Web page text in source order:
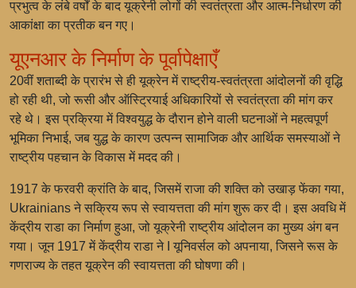
प्रभुत्व के लंबे वर्षों के बाद यूक्रेनी लोगों की स्वतंत्रता और आत्म-निर्धारण की
आकांक्षा का प्रतीक बन गए।
यूएनआर के निर्माण के पूर्वापेक्षाएँ
20वीं शताब्दी के प्रारंभ से ही यूक्रेन में राष्ट्रीय-स्वतंत्रता आंदोलनों की वृद्धि
हो रही थी, जो रूसी और ऑस्ट्रियाई अधिकारियों से स्वतंत्रता की मांग कर
रहे थे। इस प्रक्रिया में विश्वयुद्ध के दौरान होने वाली घटनाओं ने महत्वपूर्ण
भूमिका निभाई, जब युद्ध के कारण उत्पन्न सामाजिक और आर्थिक समस्याओं ने
राष्ट्रीय पहचान के विकास में मदद की।
1917 के फरवरी क्रांति के बाद, जिसमें राजा की शक्ति को उखाड़ फेंका गया,
Ukrainians ने सक्रिय रूप से स्वायत्तता की मांग शुरू कर दी। इस अवधि में
केंद्रीय राडा का निर्माण हुआ, जो यूक्रेनी राष्ट्रीय आंदोलन का मुख्य अंग बन
गया। जून 1917 में केंद्रीय राडा ने I यूनिवर्सल को अपनाया, जिसने रूस के
गणराज्य के तहत यूक्रेन की स्वायत्तता की घोषणा की।